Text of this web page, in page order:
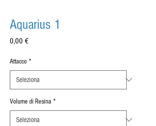
Aquarius 1
0,00 €Prezzo
Attacco *
Volume di Resina *